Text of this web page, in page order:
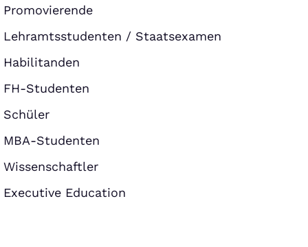
Promovierende
Lehramtsstudenten / Staatsexamen
Habilitanden
FH-Studenten
Schüler
MBA-Studenten
Wissenschaftler
Executive Education